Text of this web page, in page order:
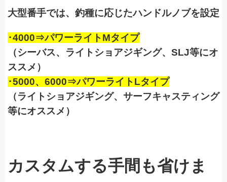
大型番手では、釣種に応じたハンドルノブを設定
･4000⇒パワーライトMタイプ
（シーバス、ライトショアジギング、SLJ等にオ
ススメ）
･5000、6000⇒パワーライトLタイプ
（ライトショアジギング、サーフキャスティング
等にオススメ）
カスタムする手間も省けま